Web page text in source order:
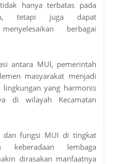
hanya terbatas pada
tetapi juga dapat
berbagai
antara MUI, pemerintah
masyarakat menjadi
yang harmonis
di wilayah Kecamatan
dan fungsi MUI di tingkat
keberadaan lembaga
dirasakan manfaatnya